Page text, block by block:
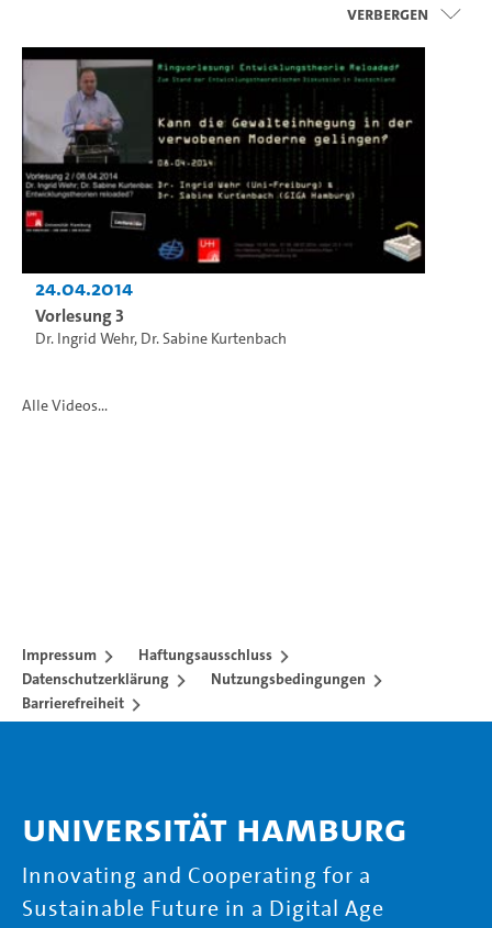
Verbergen
24.04.2014
Vorlesung 3
Dr. Ingrid Wehr, Dr. Sabine Kurtenbach
Alle Videos...
Impressum
Haftungsausschluss
Datenschutzerklärung
Nutzungsbedingungen
Barrierefreiheit
Universität Hamburg
Innovating and Cooperating for a
Sustainable Future in a Digital Age